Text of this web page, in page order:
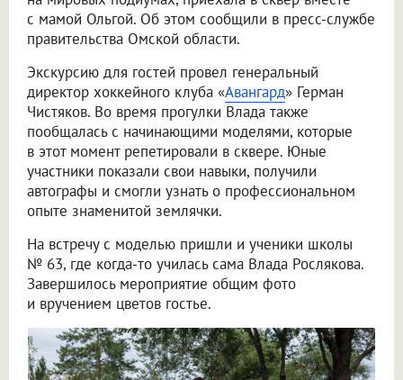
с мамой Ольгой. Об этом сообщили в пресс-службе
правительства Омской области.
Экскурсию для гостей провел генеральный
директор хоккейного клуба «Авангард» Герман
Чистяков. Во время прогулки Влада также
пообщалась с начинающими моделями, которые
в этот момент репетировали в сквере. Юные
участники показали свои навыки, получили
автографы и смогли узнать о профессиональном
опыте знаменитой землячки.
На встречу с моделью пришли и ученики школы
№ 63, где когда-то училась сама Влада Рослякова.
Завершилось мероприятие общим фото
и вручением цветов гостье.